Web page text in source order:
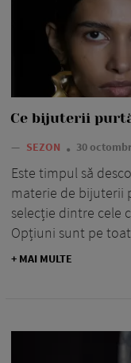
Ce bijuterii
— SEZON 30
Este timpul să
materie de bijuterii
selecție dintre cele
Opțiuni sunt pe
+ MAI MULTE